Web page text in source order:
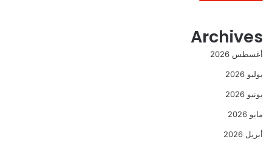
Archives
أغسطس 2026
يوليو 2026
يونيو 2026
مايو 2026
أبريل 2026